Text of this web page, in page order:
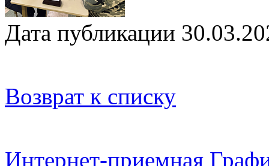
Дата публикации
Возврат к списку
Интернет-приемная